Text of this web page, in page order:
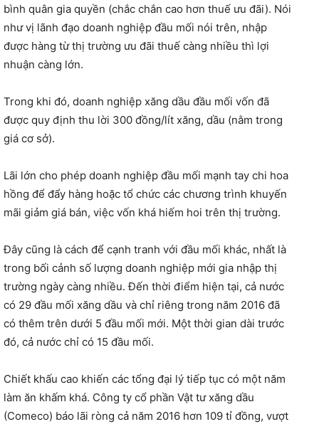
bình quân gia quyền (chắc chắn cao hơn thuế ưu đãi). Nói
như vị lãnh đạo doanh nghiệp đầu mối nói trên, nhập
được hàng từ thị trường ưu đãi thuế càng nhiều thì lợi
nhuận càng lớn.
Trong khi đó, doanh nghiệp xăng dầu đầu mối vốn đã
được quy định thu lời 300 đồng/lít xăng, dầu (nằm trong
giá cơ sở).
Lãi lớn cho phép doanh nghiệp đầu mối mạnh tay chi hoa
hồng để đẩy hàng hoặc tổ chức các chương trình khuyến
mãi giảm giá bán, việc vốn khá hiếm hoi trên thị trường.
Đây cũng là cách để cạnh tranh với đầu mối khác, nhất là
trong bối cảnh số lượng doanh nghiệp mới gia nhập thị
trường ngày càng nhiều. Đến thời điểm hiện tại, cả nước
có 29 đầu mối xăng dầu và chỉ riêng trong năm 2016 đã
có thêm trên dưới 5 đầu mối mới. Một thời gian dài trước
đó, cả nước chỉ có 15 đầu mối.
Chiết khấu cao khiến các tổng đại lý tiếp tục có một năm
làm ăn khấm khá. Công ty cổ phần Vật tư xăng dầu
(Comeco) báo lãi ròng cả năm 2016 hơn 109 tỉ đồng, vượt